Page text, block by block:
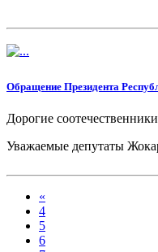
Обращение Президента
Дорогие
Уважаемые депутаты
Сегодня я обращаюсь ко
«
4
5
6